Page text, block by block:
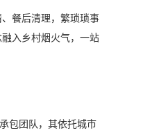
餐后清理，繁琐琐事
入乡村烟火气，一站
包团队，其依托城市